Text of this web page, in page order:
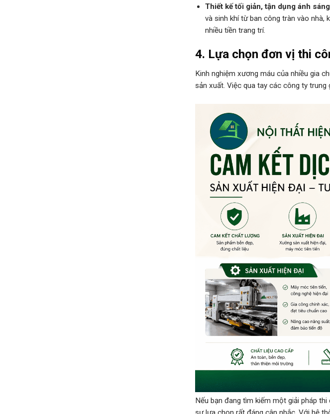
Thiết kế tối giản, tận dụng ánh
và sinh khí từ ban công tràn vào nhà,
nhiều tiền trang trí.
4. Lựa chọn đơn vị thi
Kinh nghiệm xương máu của nhiều gia
sản xuất. Việc qua tay các công ty
Nếu bạn đang tìm kiếm một giải pháp